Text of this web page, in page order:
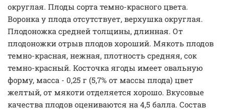
округлая. Плоды сорта темно-красного цвета.
Воронка у плода отсутствует, верхушка округлая.
Плодоножка средней толщины, длинная. От
плодоножки отрыв плодов хороший. Мякоть плодов
темно-красная, нежная, плотность средняя, сок
темно-красный. Косточка ягоды имеет овальную
форму, масса - 0,25 г (5,7% от массы плода) цвет
желтый, от мякоти отделяется хорошо. Вкусовые
качества плодов оцениваются на 4,5 балла. Состав